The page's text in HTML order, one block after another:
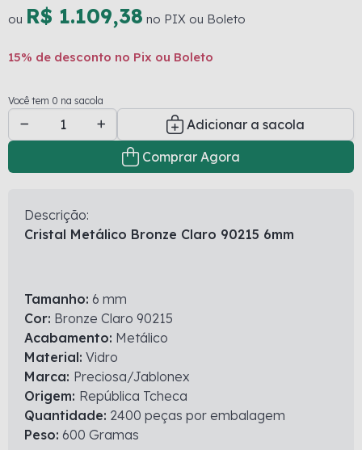
ou R$ 1.109,38 no PIX ou Boleto
15% de desconto no Pix ou Boleto
Você tem 0 na sacola
Adicionar a sacola
Comprar Agora
Descrição:
Cristal Metálico Bronze Claro 90215 6mm
Tamanho: 6 mm
Cor: Bronze Claro 90215
Acabamento: Metálico
Material: Vidro
Marca: Preciosa/Jablonex
Origem: República Tcheca
Quantidade: 2400 peças por embalagem
Peso: 600 Gramas